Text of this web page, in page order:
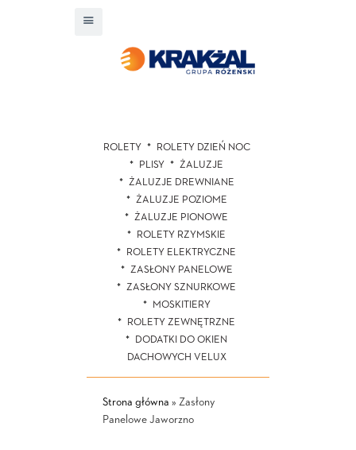
ROLETY
ROLETY DZIEŃ NOC
PLISY
ŻALUZJE
ŻALUZJE DREWNIANE
ŻALUZJE POZIOME
ŻALUZJE PIONOWE
ROLETY RZYMSKIE
ROLETY ELEKTRYCZNE
ZASŁONY PANELOWE
ZASŁONY SZNURKOWE
MOSKITIERY
ROLETY ZEWNĘTRZNE
DODATKI DO OKIEN
DACHOWYCH VELUX
Strona główna » Zasłony
Panelowe Jaworzno